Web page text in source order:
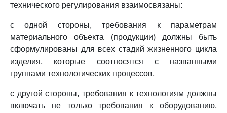
технического регулирования взаимосвязаны:
с одной стороны, требования к параметрам
материального объекта (продукции) должны быть
сформулированы для всех стадий жизненного цикла
изделия, которые соотносятся с названными
группами технологических процессов,
с другой стороны, требования к технологиям должны
включать не только требования к оборудованию,